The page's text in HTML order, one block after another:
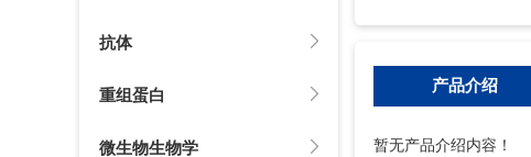
抗体
重组蛋白
微生物生物学
产品介绍
暂无产品介绍内容！